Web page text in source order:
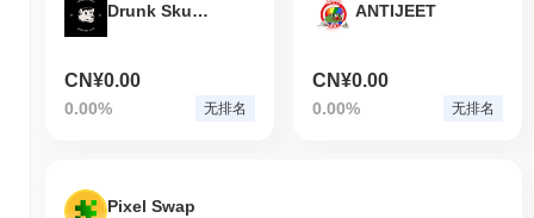
Drunk Skunks DC
CN¥0.00
0.00% 无排名
ANTIJEET
CN¥0.00
0.00% 无排名
Pixel Swap